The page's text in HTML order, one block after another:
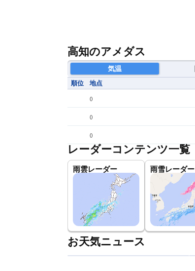
高知のアメダス
気温
順位 地点
()
()
()
レーダーコンテンツ一覧
雨雲レーダー 雨雪レーダー
お天気ニュース